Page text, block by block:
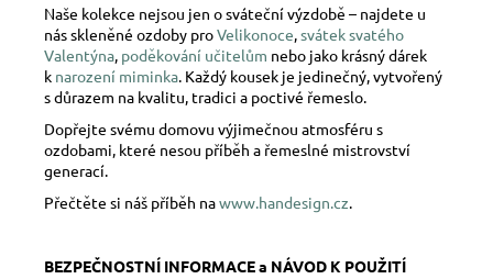
Naše kolekce nejsou jen o sváteční výzdobě – najdete u
nás skleněné ozdoby proVelikonoce,svátek svatého
Valentýna, poděkování učitelům nebo jako krásný dárek
k narození miminka. Každý kousek je jedinečný, vytvořený
s důrazem na kvalitu, tradici a poctivé řemeslo.
Dopřejte svému domovu výjimečnou atmosféru s
ozdobami, které nesou příběh a řemeslné mistrovství
generací.
Přečtěte si náš příběh nawww.handesign.cz.
BEZPEČNOSTNÍ INFORMACE a NÁVOD K POUŽITÍ